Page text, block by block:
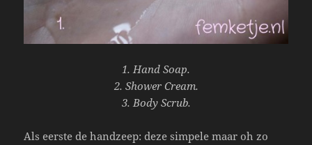
1. Hand Soap.
2. Shower Cream.
3. Body Scrub.
Als eerste de handzeep: deze simpele maar oh zo